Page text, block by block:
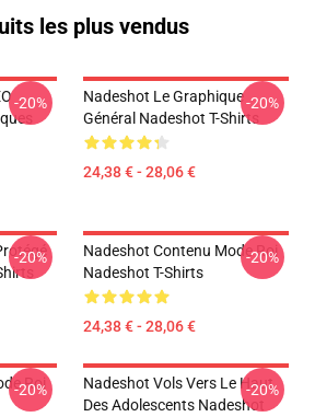
les plus vendus
-20%
Nadeshot Le Graphique
Général Nadeshot T-Shirts
24,38 € - 28,06 €
-20%
-20%
Nadeshot Contenu Mode Roi
Nadeshot T-Shirts
24,38 € - 28,06 €
-20%
Roi
-20%
Nadeshot Vols Vers Le Haut
Des Adolescents Nadeshot
-20%